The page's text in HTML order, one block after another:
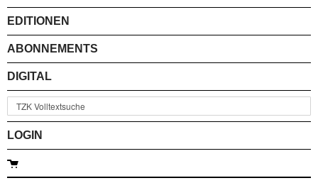
EDITIONEN
ABONNEMENTS
DIGITAL
LOGIN